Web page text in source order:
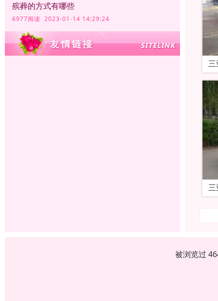
殡葬的方式有哪些
6977阅读 2023-01-14 14:29:24
三
三
被浏览过